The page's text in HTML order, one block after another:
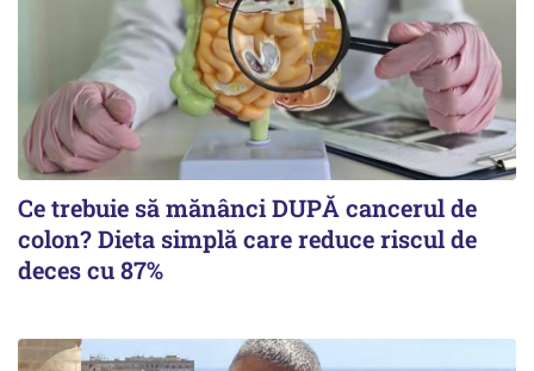
Ce trebuie să mănânci DUPĂ cancerul de
colon? Dieta simplă care reduce riscul de
deces cu 87%